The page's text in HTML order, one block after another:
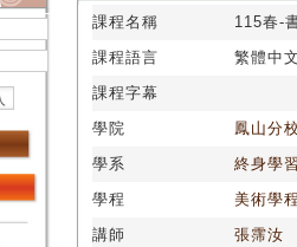
課程名稱
115春-
課程語言
繁體中
課程字幕
學院
鳳山分
學系
終身學
學程
美術學
講師
張霈汝